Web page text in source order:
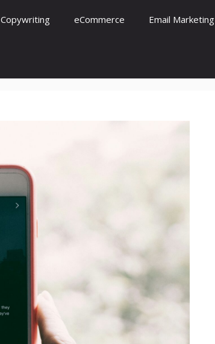
Copywriting eCommerce Email Marketing